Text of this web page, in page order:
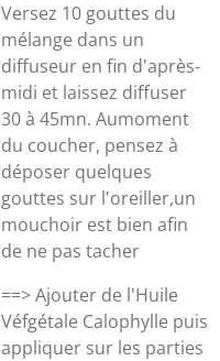
Versez 10 gouttes du
mélange dans un
diffuseur en fin d'après-
midi et laissez diffuser
30 à 45mn. Aumoment
du coucher, pensez à
déposer quelques
gouttes sur l'oreiller,un
mouchoir est bien afin
de ne pas tacher
==> Ajouter de l'Huile
Véfgétale Calophylle puis
appliquer sur les parties